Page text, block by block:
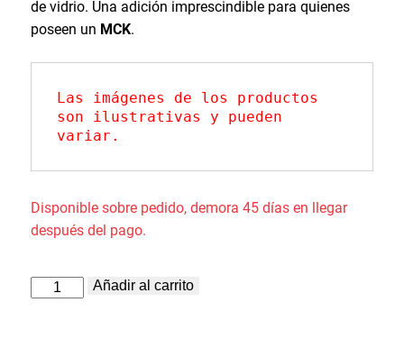
de vidrio. Una adición imprescindible para quienes
poseen un MCK.
Las imágenes de los productos
son ilustrativas y pueden
variar.
Disponible sobre pedido, demora 45 días en llegar
después del pago.
Rompe
Vidrios
Añadir al carrito